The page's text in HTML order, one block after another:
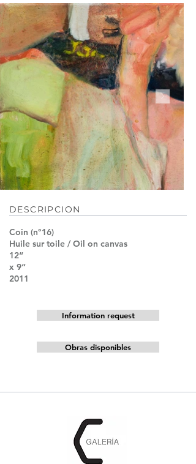
DESCRIPCION
Coin (n°16)
Huile sur toile / Oil on canvas
12“
x 9“
2011
Information request
Obras disponibles